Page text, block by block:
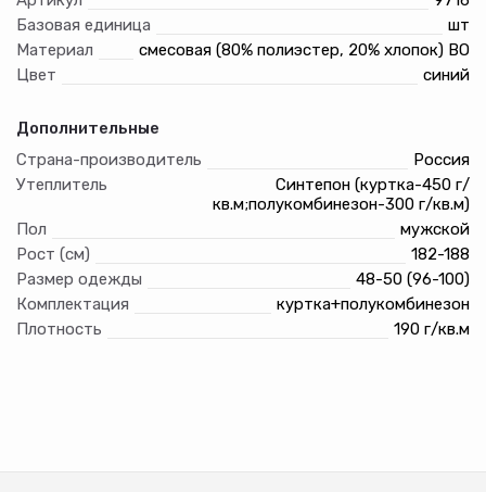
(воротник фиксируется в поднятом положении с
помощью хлястика на пуговице).
Капюшон: утеплённый, съёмный на кнопках,
подбородочная часть на кнопках. Объем лицевого выреза
регулируется с помощью шнура с фиксаторами.
застёжка на двухзамковую молнию, регулируемые
поясом с резинкой.
Маска: утеплённая, пристёгивается к ветрозащитной
планке на пуговицу. III климатич.п
Базовая единица
шт
Материал
смесовая (80% полиэстер, 20% хлопок) ВО
Цвет
синий
Дополнительные
Страна-производитель
Россия
Утеплитель
Синтепон (куртка-450 г/
кв.м;полукомбинезон-300 г/кв.м)
Пол
мужской
Рост (см)
182-188
Размер одежды
48-50 (96-100)
Комплектация
куртка+полукомбинезон
Плотность
190 г/кв.м